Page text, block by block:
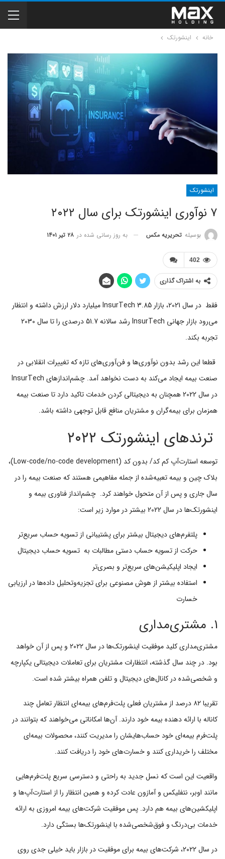
خانه اینشورتک
اینشورتک
۷ نوآوری اینشورتک برای سال ۲۰۲۲
بوسیله تحریریه مکس به روز رسانی شده در ۲۸ تیر ۱۴۰۱
402
به اشتراک گذاری
فقط در سال 2021، بازار InsurTech 3.85 میلیارد دلار ارزش داشته و انتظار
می‌رود بازار جهانی InsurTech رشد سالانه 51.7 درصدی را تا سال 2030
تجربه بکند.
قطعا این رشد بدون نوآوری‌ها و فن‌آوری‌های تازه که تغییرات انقلابی در
صنعت بیمه ایجاد می‌کند به دست نخواهد آمد. چشم‌اندازهای InsurTech
در سال 2022 همچنان به دیجیتالی کردن خدمات تاکید دارد تا صنعت بیمه
همزمان برای بیمه‌گران و مشتریان منافع قابل توجهی داشته باشد.
ترندهای اینشورتک ۲۰۲۲
توسعه استارت‌آپ‌ کم کد/ بدون کد (Low-code/no-code development)،
بلاک چین و بیمه تعبیه‌شده از جمله مفاهیمی هستند که صنعت بیمه را در
سال جاری و پس از آن متحول خواهند کرد. چشم‌انداز فناوری بیمه و
اینشورتک‌ها در سال 2022 بیشتر در موارد زیر است:
پلتفرم‌های دیجیتال بیشتر برای پشتیبانی از تسویه حساب سریع‌تر
حرکت از تسویه حساب دستی مطالبات به تسویه حساب دیجیتال
ایجاد اپلیکیشن‌های سریع‌تر و بصری‌تر
استفاده بیشتر از هوش مصنوعی برای تجزیه‌و‌تحلیل داده‌ها در ارزیابی
خسارت
۱. مشتری‌مداری
مشتری‌مداری کلید موفقیت اینشورتک‌ها در سال ۲۰۲۲ و پس از آن خواهد
بود. در چند سال گذشته، انتظارات مشتریان برای تعاملات دیجیتالی یکپارچه
و شخصی‌شده در کانال‌های دیجیتال و تلفن همراه بیشتر شده است.
تقریبا ۸۲ درصد از مشتریان فعلی پلت‌فرم‌های بیمه‌ای انتظار تعامل چند
کاناله با ارائه دهنده بیمه خود دارند. آن‌ها امکاناتی می‌خواهند که بتوانند در
پلت‌فرم بیمه‌ای خود حساب‌هایشان را مدیریت کنند، محصولات بیمه‌ای
مختلف را خریداری کنند و خسارت‌های خود را دریافت کنند.
واقعیت این است که نسل جدید به راحتی و دسترسی سریع پلت‌فرم‌هایی
مانند اوبر، نتفلیکس و آمازون عادت کرده و همین انتظار را از استارت‌آپ‌ها و
اپلیکشین‌های بیمه هم دارد. پس موفقیت شرکت‌های بیمه امروزی به ارائه
خدمات بی‌درنگ و فوق‌شخصی‌شده با اینشورتک‌ها بستگی دارد.
در سال ۲۰۲۲، شرکت‌های بیمه برای موفقیت در بازار باید خیلی جدی روی